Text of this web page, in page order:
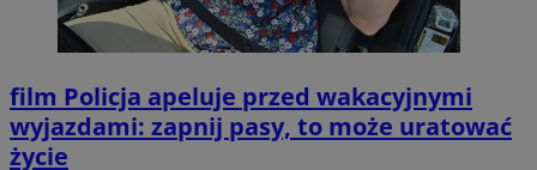
film Policja apeluje przed wakacyjnymi
wyjazdami: zapnij pasy, to może uratować
życie